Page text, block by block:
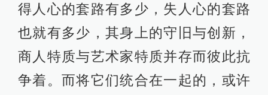
得人心的套路有多少，失人心的套路
也就有多少，其身上的守旧与创新，
商人特质与艺术家特质并存而彼此抗
争着。而将它们统合在一起的，或许